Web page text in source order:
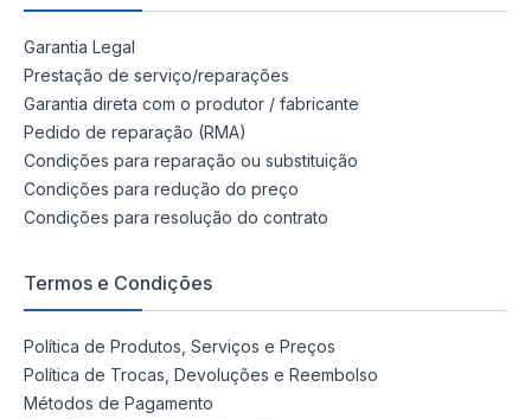
Garantia Legal
Prestação de serviço/reparações
Garantia direta com o produtor / fabricante
Pedido de reparação (RMA)
Condições para reparação ou substituição
Condições para redução do preço
Condições para resolução do contrato
Termos e Condições
Política de Produtos, Serviços e Preços
Política de Trocas, Devoluções e Reembolso
Métodos de Pagamento